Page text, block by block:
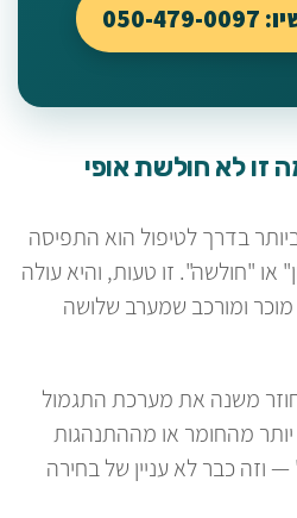
זו לא חולשת אופי
בדרך לטיפול הוא התפיסה
או "חולשה". זו טעות, והיא עולה
ומורכב שמערב שלושה
משנה את מערכת התגמול
מהחומר או מההתנהגות
וזה כבר לא עניין של בחירה